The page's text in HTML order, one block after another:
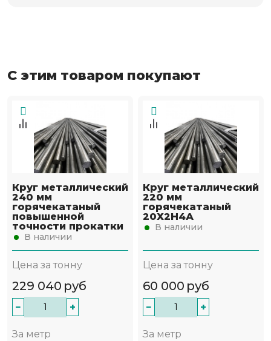
С этим товаром покупают
Круг металлический
240 мм
горячекатаный
повышенной
точности прокатки
В наличии
Цена за тонну
229 040 руб
− +
За метр
Круг металлический
220 мм
горячекатаный
20Х2Н4А
В наличии
Цена за тонну
60 000 руб
− +
За метр